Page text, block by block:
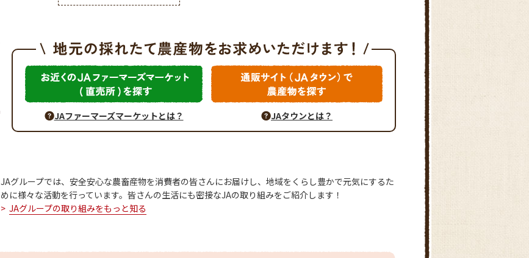
JAファーマーズマーケットとは？ JAタウンとは？
JAグループでは、安全安心な農畜産物を消費者の皆さんにお届けし、地域をくらし豊かで元気にするた
めに様々な活動を行っています。皆さんの生活にも密接なJAの取り組みをご紹介します！
JAグループの取り組みをもっと知る